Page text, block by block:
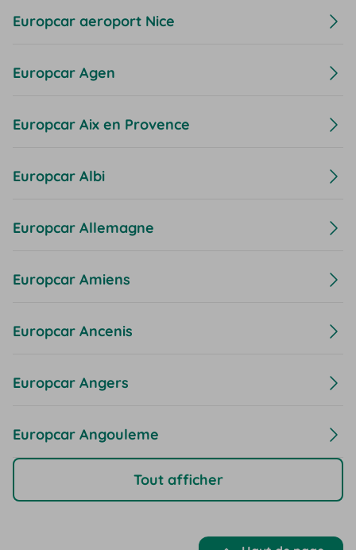
Europcar aeroport Nice
Europcar Agen
Europcar Aix en Provence
Europcar Albi
Europcar Allemagne
Europcar Amiens
Europcar Ancenis
Europcar Angers
Europcar Angouleme
Tout afficher